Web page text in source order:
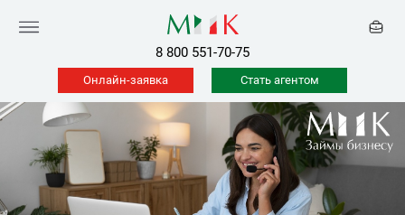
8 800 551-70-75
Онлайн-заявка Стать агентом